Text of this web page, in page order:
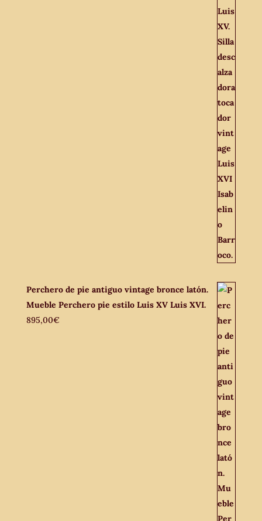
Perchero de pie antiguo vintage bronce latón.
Mueble Perchero pie estilo Luis XV Luis XVI.
895,00€